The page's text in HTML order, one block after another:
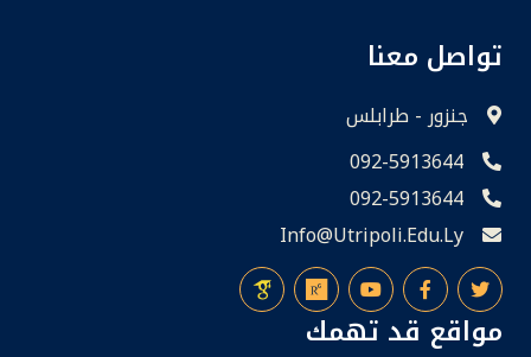
تواصل معنا
جنزور - طرابلس
092-5913644
092-5913644
Info@utripoli.edu.ly
مواقع قد تهمك